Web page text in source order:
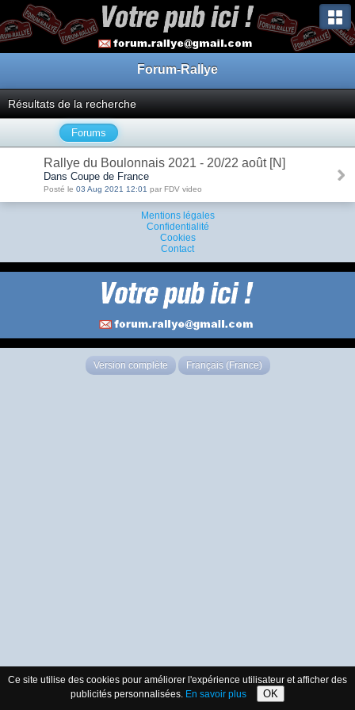
Forum-Rallye
Résultats de la recherche
Forums
Rallye du Boulonnais 2021 - 20/22 août [N]
Dans Coupe de France
Posté le 03 Aug 2021 12:01 par FDV video
Mentions légales
Confidentialité
Cookies
Contact
Version complète Français (France)
Ce site utilise des cookies pour améliorer l'expérience utilisateur et afficher des
publicités personnalisées. En savoir plus OK